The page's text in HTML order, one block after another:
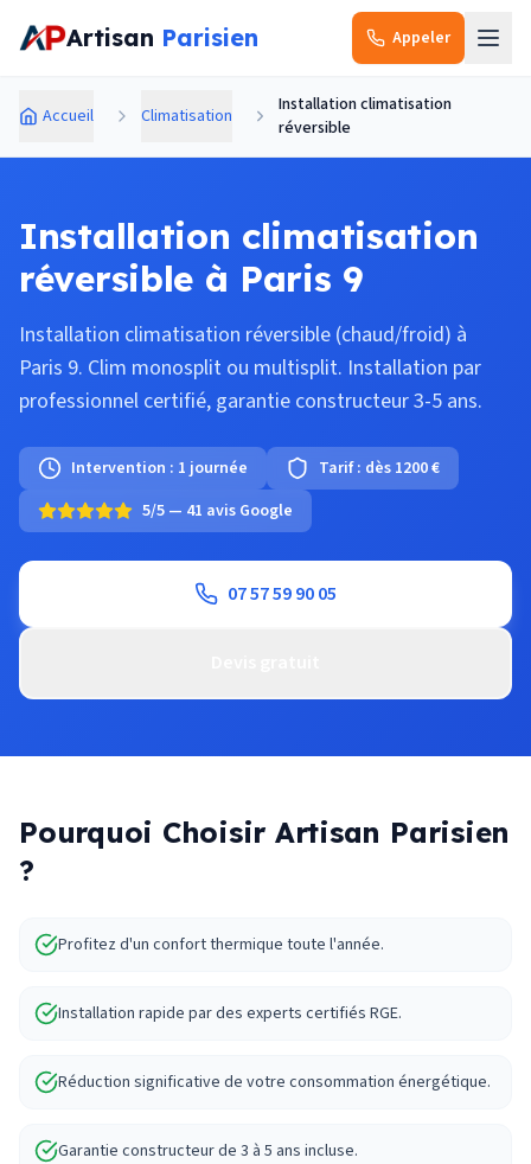
Aller au contenu principal
Artisan Parisien Appeler
Accueil Climatisation
Installation climatisation
réversible
Installation climatisation
réversible à Paris 9
Installation climatisation réversible (chaud/froid) à
Paris 9. Clim monosplit ou multisplit. Installation par
professionnel certifié, garantie constructeur 3-5 ans.
Intervention : 1 journée Tarif : dès 1200 €
5/5 — 41 avis Google
07 57 59 90 05
Pourquoi Choisir Artisan Parisien
?
Profitez d'un confort thermique toute l'année.
Installation rapide par des experts certifiés RGE.
Réduction significative de votre consommation énergétique.
Garantie constructeur de 3 à 5 ans incluse.